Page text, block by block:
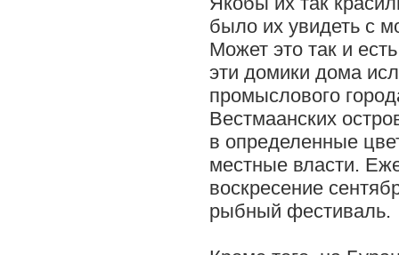
было их увидеть с
Может это так и
эти домики дома
промыслового
Вестмаанских
в определенные
местные власти.
воскресение
рыбный фестиваль.